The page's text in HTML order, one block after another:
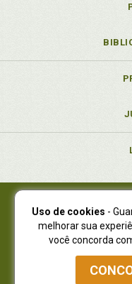
Juruá Editora
Juruá Informática
NOVO ENDEREÇO:R.
Curitiba -
Atendimento: (41) 4009-
Uso de cookies -
melhorar sua
você concorda